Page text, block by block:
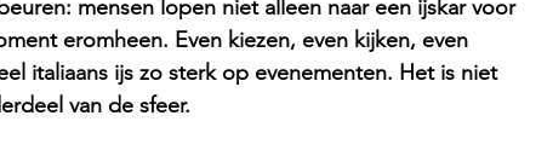
mensen lopen niet alleen naar een ijskar voor
eromheen. Even kiezen, even kijken, even
italiaans ijs zo sterk op evenementen. Het is niet
van de sfeer.